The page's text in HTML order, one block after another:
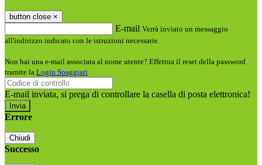
button close ×
E-mail Verrà inviato un messaggio
all'indirizzo indicato con le istruzioni necessarie.
Non hai una e-mail associata al nome utente? Effettua il reset della password
tramite la Login Spaggiari
E-mail inviata, si prega di controllare la casella di posta elettronica!
Errore
Chiudi
Successo